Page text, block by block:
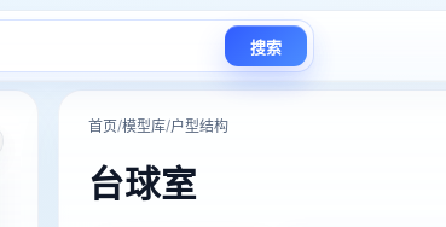
搜索
首页/模型库/户型结构
台球室